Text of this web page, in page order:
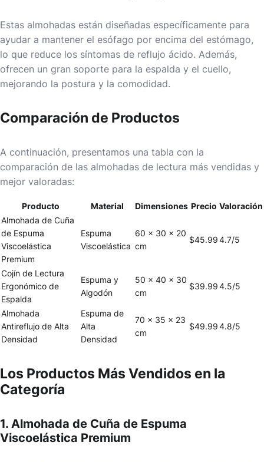
Estas almohadas están diseñadas específicamente para
ayudar a mantener el esófago por encima del estómago,
lo que reduce los síntomas de reflujo ácido. Además,
ofrecen un gran soporte para la espalda y el cuello,
mejorando la postura y la comodidad.
Comparación de Productos
A continuación, presentamos una tabla con la
comparación de las almohadas de lectura más vendidas y
mejor valoradas:
Producto Material Dimensiones Precio Valoración
Almohada de Cuña
de Espuma
Viscoelástica
Premium
Espuma
Viscoelástica
60 x 30 x 20
cm
$45.994.7/5
Cojín de Lectura
Ergonómico de
Espalda
Espuma y
Algodón
50 x 40 x 30
cm
$39.994.5/5
Almohada
Antireflujo de Alta
Densidad
Espuma de
Alta
Densidad
70 x 35 x 23
cm
$49.994.8/5
Los Productos Más Vendidos en la
Categoría
1. Almohada de Cuña de Espuma
Viscoelástica Premium